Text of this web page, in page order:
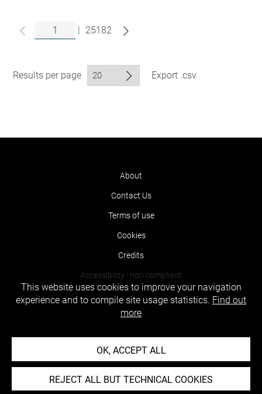
| 25182
Results per page Export .csv
About
Contact Us
Terms of use
Cookies
Credits
Accessibility : non compliant
This website uses cookies to improve your navigation
experience and to compile site usage statistics. Find out
more
OK, ACCEPT ALL
REJECT ALL BUT TECHNICAL COOKIES